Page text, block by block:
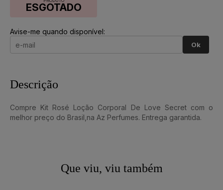
ESGOTADO
Avise-me quando disponível:
Ok
Descrição
Compre Kit Rosé Loção Corporal De Love Secret com o
melhor preço do Brasil,na Az Perfumes. Entrega garantida.
Que viu, viu também